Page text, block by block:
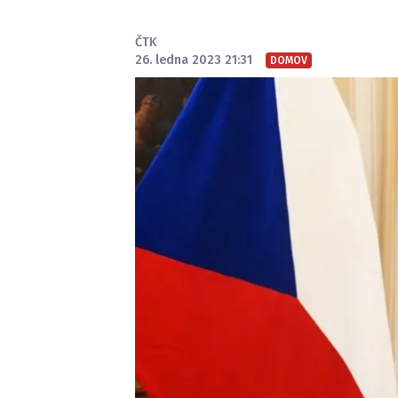
ČTK
26. ledna 2023 21:31
DOMOV